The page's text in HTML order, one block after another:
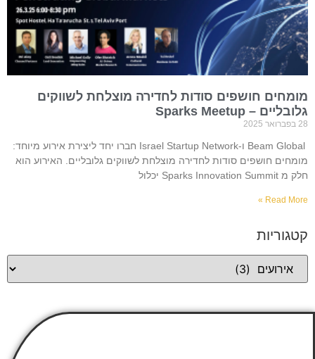
מומחים חושפים סודות לחדירה מוצלחת לשווקים
גלובליים – Sparks Meetup
28 בפברואר 2025
Beam Global ו-Israel Startup Network חברו יחד ליצירת אירוע מיוחד:
מומחים חושפים סודות לחדירה מוצלחת לשווקים גלובליים. האירוע הוא
חלק מ Sparks Innovation Summit יכלול
Read More »
קטגוריות